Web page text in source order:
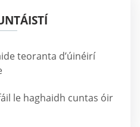
teoranta d’úinéirí
le haghaidh cuntas óir